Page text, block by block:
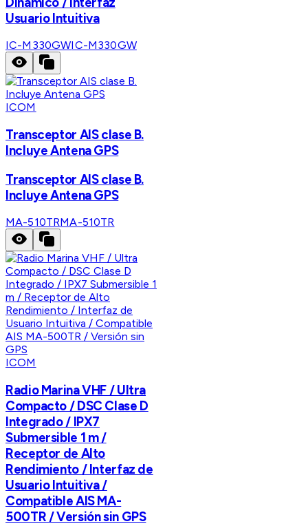
Usuario Intuitiva
IC-M330GWIC-M330GW
ICOM
Transceptor AIS clase B.
Incluye Antena GPS
Transceptor AIS clase B.
Incluye Antena GPS
MA-510TRMA-510TR
ICOM
Radio Marina VHF / Ultra
Compacto / DSC Clase D
Integrado / IPX7
Submersible 1 m /
Receptor de Alto
Rendimiento / Interfaz de
Usuario Intuitiva /
Compatible AIS MA-
500TR / Versión sin GPS